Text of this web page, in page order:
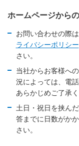
ホームページから
お問い合わせの際
新規ウィンドウを
ライバシーポリシー
新規ウィンドウを開
さい。
当社からお客様へ
況によっては、電
あらかじめご了承く
土日・祝日を挟ん
答までに日数がか
さい。